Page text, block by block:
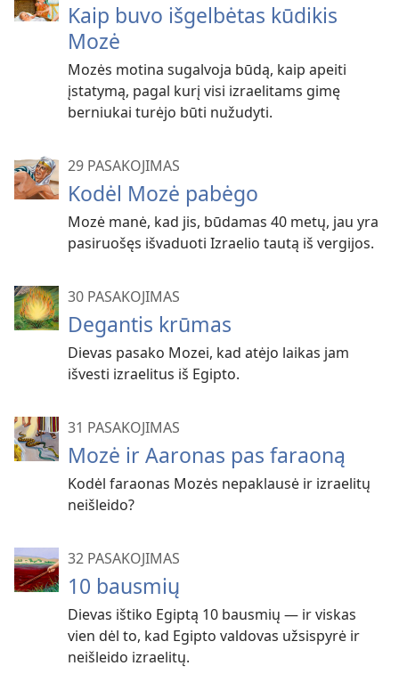
Kaip buvo išgelbėtas kūdikis
Mozė
Mozės motina sugalvoja būdą, kaip apeiti
įstatymą, pagal kurį visi izraelitams gimę
berniukai turėjo būti nužudyti.
29 PASAKOJIMAS
Kodėl Mozė pabėgo
Mozė manė, kad jis, būdamas 40 metų, jau yra
pasiruošęs išvaduoti Izraelio tautą iš vergijos.
30 PASAKOJIMAS
Degantis krūmas
Dievas pasako Mozei, kad atėjo laikas jam
išvesti izraelitus iš Egipto.
31 PASAKOJIMAS
Mozė ir Aaronas pas faraoną
Kodėl faraonas Mozės nepaklausė ir izraelitų
neišleido?
32 PASAKOJIMAS
10 bausmių
Dievas ištiko Egiptą 10 bausmių — ir viskas
vien dėl to, kad Egipto valdovas užsispyrė ir
neišleido izraelitų.